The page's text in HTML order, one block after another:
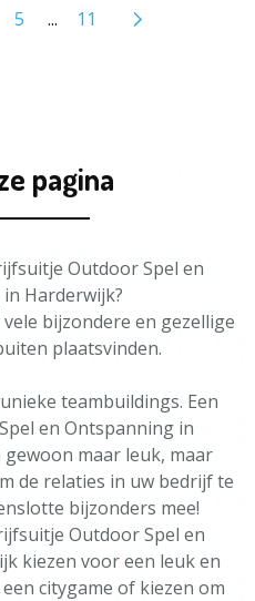
5 ... 11
pagina
Outdoor Spel en
Harderwijk?
bijzondere en gezellige
plaatsvinden.
teambuildings. Een
en Ontspanning in
maar leuk, maar
de relaties in uw bedrijf te
bijzonders mee!
Outdoor Spel en
kiezen voor een leuk en
citygame of kiezen om